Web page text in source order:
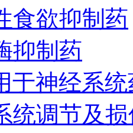
食欲抑制药
抑制药
于神经系统
统调节及